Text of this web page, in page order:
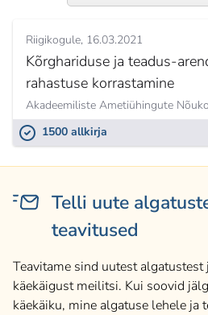
Riigikogule 16.03.2021
Kõrghariduse ja teadus-
rahastuse korrastamine
Akadeemiliste Ametiühingute
1500 allkirja
Telli uute
teavitused
Teavitame sind uutest
käekäigust meilitsi. Kui soovid
käekäiku, mine algatuse lehele